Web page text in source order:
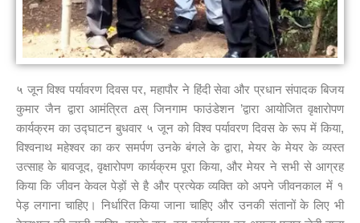
५ जून विश्व पर्यावरण दिवस पर, महापौर ने हिंदी सेवा और प्रधान संपादक बिजय
कुमार जैन द्वारा आमंत्रित aस् जिनगाम फाउंडेशन ’द्वारा आयोजित वृक्षारोपण
कार्यक्रम का उद्घाटन बुधवार ५ जून को विश्व पर्यावरण दिवस के रूप में किया,
विश्वनाथ महेश्वर का कर समर्पण उनके बंगले के द्वारा, मेयर के मेयर के व्यस्त
उत्साह के बावजूद, वृक्षारोपण कार्यक्रम पूरा किया, और मेयर ने सभी से आग्रह
किया कि जीवन केवल पेड़ों से है और प्रत्येक व्यक्ति को अपने जीवनकाल में १
पेड़ लगाना चाहिए। निर्धारित किया जाना चाहिए और उनकी संतानों के लिए भी